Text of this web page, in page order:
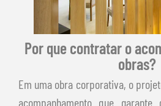
Por que contratar o
obras?
Em uma obra corporativa, o
acompanhamento que